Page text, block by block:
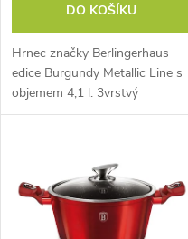
u
k
ů
d
u
k
t
ů
DO KOŠÍKU
Hrnec značky Berlingerhaus
edice Burgundy Metallic Line s
objemem 4,1 l. 3vrstvý
nepřilnavý povrch s
Turbo indukční dno a...